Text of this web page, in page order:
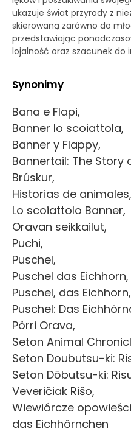
ukazuje świat przyrody z
skierowaną zarówno do
przedstawiając
lojalność oraz szacunek do
Synonimy
Bana e Flapi,
Banner lo scoiattola,
Banner y Flappy,
Bannertail: The Story
Brúskur,
Historias de animales,
Lo scoiattolo Banner,
Oravan seikkailut,
Puchi,
Puschel,
Puschel das Eichhorn,
Puschel, das Eichhorn,
Puschel: Das
Pörri Orava,
Seton Animal
Seton Doubutsu-ki:
Seton Dōbutsu-ki:
Veveričiak Rišo,
Wiewiórcze
das Eichhörnchen